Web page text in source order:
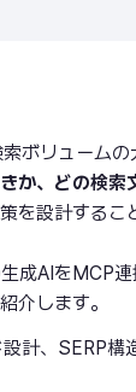
ボリューム
か、どの検
を設計するこ
成AIをMCP
介します。
、SERP構